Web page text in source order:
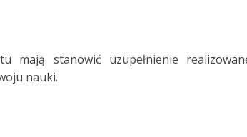
mają stanowić uzupełnienie
nauki.